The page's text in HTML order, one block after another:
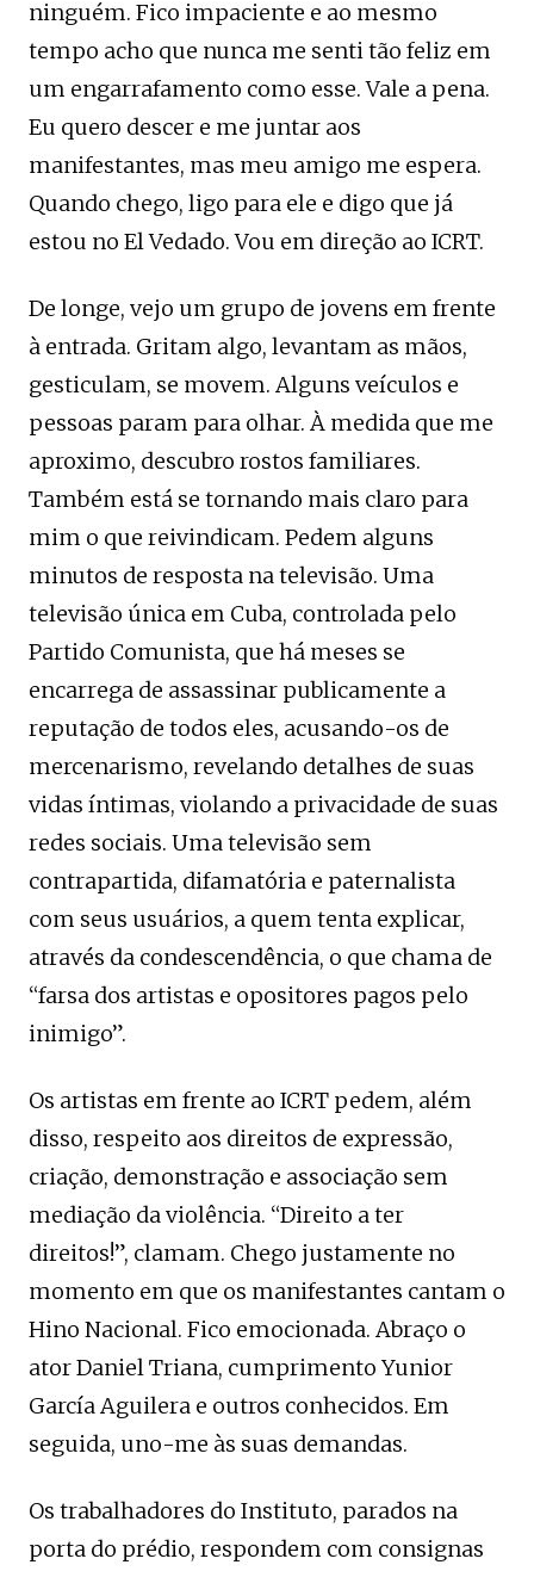
ninguém. Fico impaciente e ao mesmo
tempo acho que nunca me senti tão feliz em
um engarrafamento como esse. Vale a pena.
Eu quero descer e me juntar aos
manifestantes, mas meu amigo me espera.
Quando chego, ligo para ele e digo que já
estou no El Vedado. Vou em direção ao ICRT.
De longe, vejo um grupo de jovens em frente
à entrada. Gritam algo, levantam as mãos,
gesticulam, se movem. Alguns veículos e
pessoas param para olhar. À medida que me
aproximo, descubro rostos familiares.
Também está se tornando mais claro para
mim o que reivindicam. Pedem alguns
minutos de resposta na televisão. Uma
televisão única em Cuba, controlada pelo
Partido Comunista, que há meses se
encarrega de assassinar publicamente a
reputação de todos eles, acusando-os de
mercenarismo, revelando detalhes de suas
vidas íntimas, violando a privacidade de suas
redes sociais. Uma televisão sem
contrapartida, difamatória e paternalista
com seus usuários, a quem tenta explicar,
através da condescendência, o que chama de
“farsa dos artistas e opositores pagos pelo
inimigo”.
Os artistas em frente ao ICRT pedem, além
disso, respeito aos direitos de expressão,
criação, demonstração e associação sem
mediação da violência. “Direito a ter
direitos!”, clamam. Chego justamente no
momento em que os manifestantes cantam o
Hino Nacional. Fico emocionada. Abraço o
ator Daniel Triana, cumprimento Yunior
García Aguilera e outros conhecidos. Em
seguida, uno-me às suas demandas.
Os trabalhadores do Instituto, parados na
porta do prédio, respondem com consignas